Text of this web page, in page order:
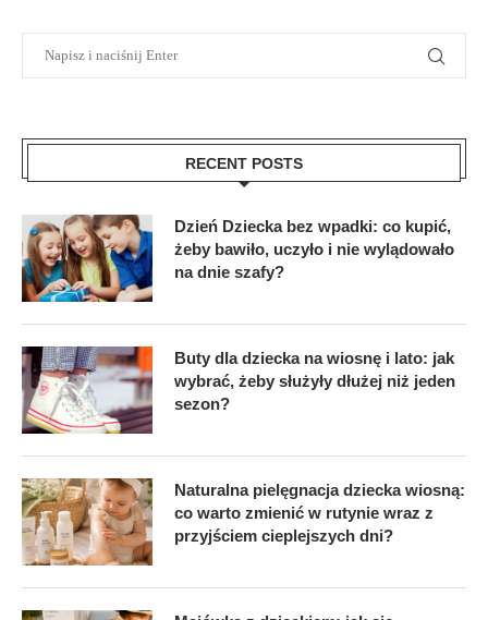
RECENT POSTS
Dzień Dziecka bez wpadki: co kupić,
żeby bawiło, uczyło i nie wylądowało
na dnie szafy?
Buty dla dziecka na wiosnę i lato: jak
wybrać, żeby służyły dłużej niż jeden
sezon?
Naturalna pielęgnacja dziecka wiosną:
co warto zmienić w rutynie wraz z
przyjściem cieplejszych dni?